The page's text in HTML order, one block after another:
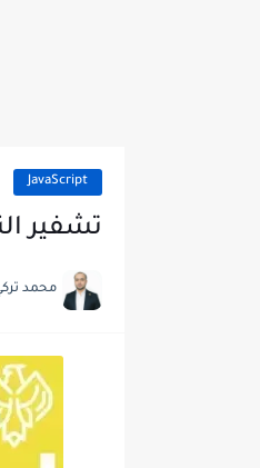
JavaScript
تشفير
محمد